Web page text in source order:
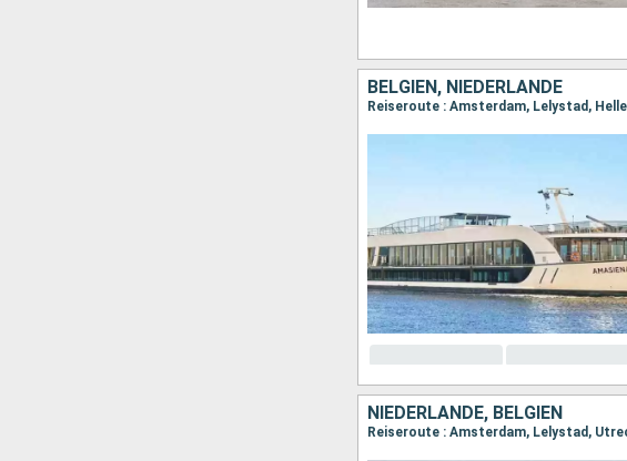
BELGIEN, NIEDERLANDE
NIEDERLANDE, BELGIEN